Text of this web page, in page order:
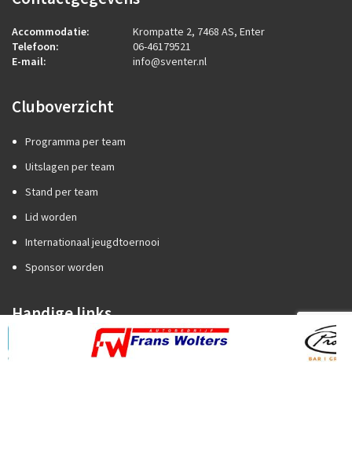
Accommodatie:
Krompatte 2, 7468 AS, Enter
Telefoon:
06-46179521
E-mail:
info@sventer.nl
Cluboverzicht
Programma per team
Uitslagen per team
Stand per team
Lid worden
Internationaal jeugdtoernooi
Sponsor worden
Handige links
Competitiezaken